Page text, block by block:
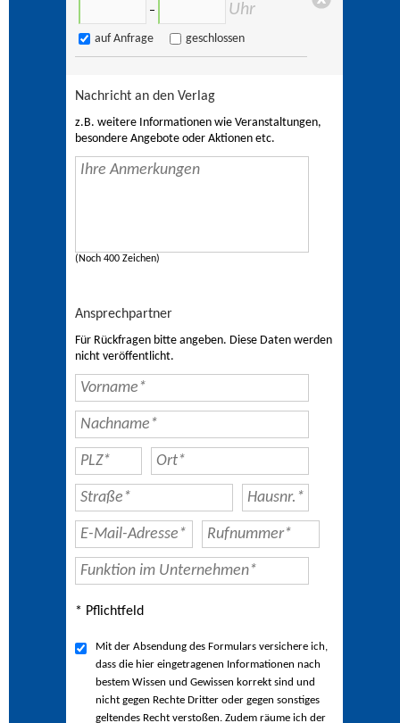
– Uhr
auf Anfrage geschlossen
Nachricht an den Verlag
z.B. weitere Informationen wie Veranstaltungen,
besondere Angebote oder Aktionen etc.
(Noch 400 Zeichen)
Ansprechpartner
Für Rückfragen bitte angeben. Diese Daten werden
nicht veröffentlicht.
* Pflichtfeld
Mit der Absendung des Formulars versichere ich,
dass die hier eingetragenen Informationen nach
bestem Wissen und Gewissen korrekt sind und
nicht gegen Rechte Dritter oder gegen sonstiges
geltendes Recht verstoßen. Zudem räume ich der